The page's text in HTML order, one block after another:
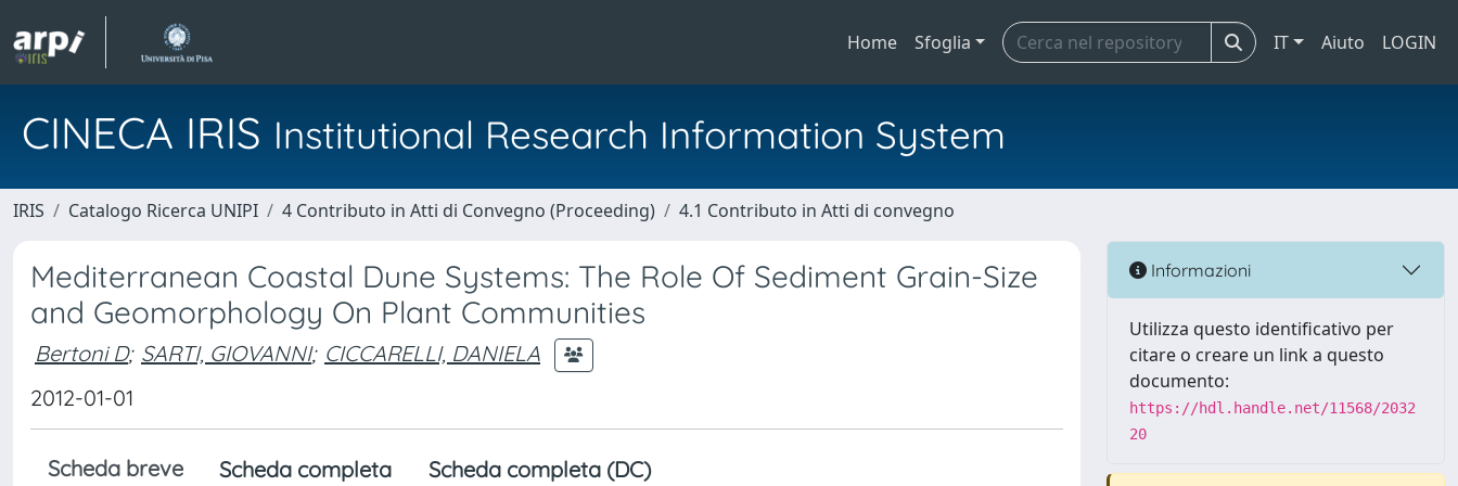
Home Sfoglia IT Aiuto LOGIN
CINECA IRIS Institutional Research Information System
IRIS Catalogo Ricerca UNIPI 4 Contributo in Atti di Convegno (Proceeding) 4.1 Contributo in Atti di convegno
Mediterranean Coastal Dune Systems: The Role Of Sediment Grain-Size
and Geomorphology On Plant Communities
Bertoni D; SARTI, GIOVANNI; CICCARELLI, DANIELA
2012-01-01
Scheda breve Scheda completa Scheda completa (DC)
Informazioni
Utilizza questo identificativo per
citare o creare un link a questo
documento:
https://hdl.handle.net/11568/2032
20